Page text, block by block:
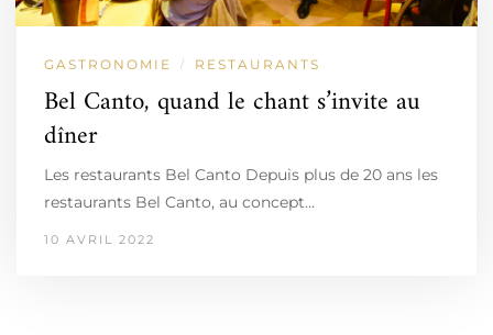
GASTRONOMIE / RESTAURANTS
Bel Canto, quand le chant s’invite au
dîner
Les restaurants Bel Canto Depuis plus de 20 ans les
restaurants Bel Canto, au concept…
10 AVRIL 2022